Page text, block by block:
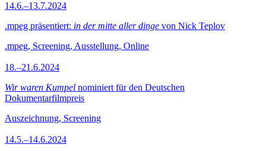
14.6.–13.7.2024
.mpeg präsentiert: in der mitte aller dinge von Nick Teplov
.mpeg, Screening, Ausstellung, Online
18.–21.6.2024
Wir waren Kumpel nominiert für den Deutschen
Dokumentarfilmpreis
Auszeichnung, Screening
14.5.–14.6.2024